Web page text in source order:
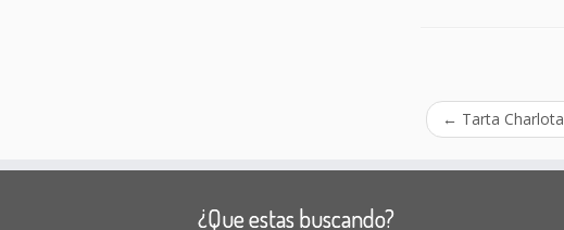
← Tarta Charlota
¿Que estas buscando?